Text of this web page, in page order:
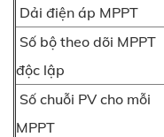
Dải điện áp MPPT
Số bộ theo dõi MPPT
độc lập
Số chuỗi PV cho mỗi
MPPT